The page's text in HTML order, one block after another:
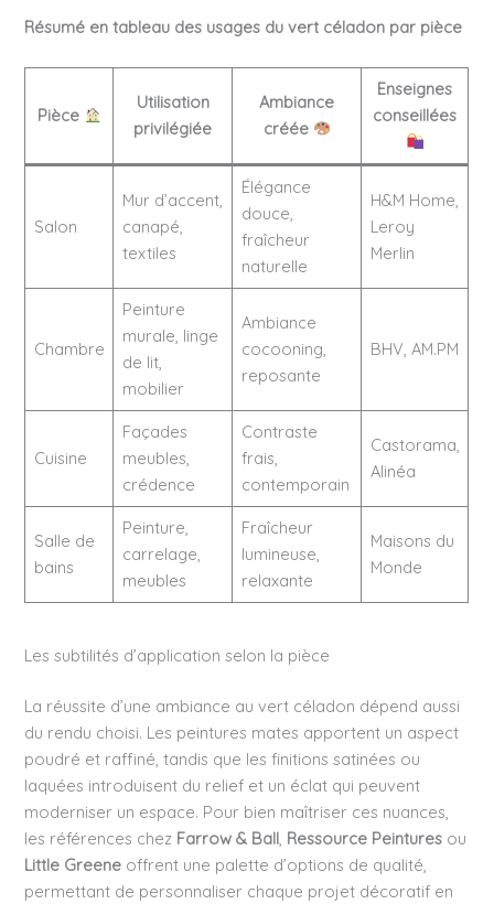
Résumé en tableau des usages du vert céladon par pièce
Pièce
Utilisation
privilégiée
Ambiance
créée
Enseignes
conseillées
Salon
Mur d’accent,
canapé,
textiles
Élégance
douce,
fraîcheur
naturelle
H&M Home,
Leroy
Merlin
Chambre
Peinture
murale, linge
de lit,
mobilier
Ambiance
cocooning,
reposante
BHV, AM.PM
Cuisine
Façades
meubles,
crédence
Contraste
frais,
contemporain
Castorama,
Alinéa
Salle de
bains
Peinture,
carrelage,
meubles
Fraîcheur
lumineuse,
relaxante
Maisons du
Monde
Les subtilités d’application selon la pièce
La réussite d’une ambiance au vert céladon dépend aussi
du rendu choisi. Les peintures mates apportent un aspect
poudré et raffiné, tandis que les finitions satinées ou
laquées introduisent du relief et un éclat qui peuvent
moderniser un espace. Pour bien maîtriser ces nuances,
les références chez Farrow & Ball, Ressource Peintures ou
Little Greene offrent une palette d’options de qualité,
permettant de personnaliser chaque projet décoratif en